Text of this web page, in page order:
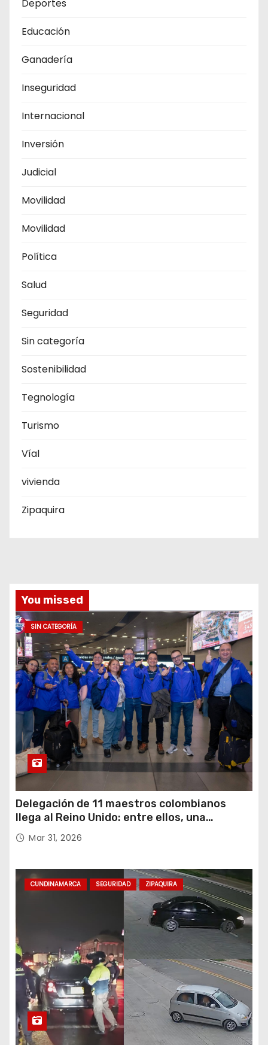
Deportes
Educación
Ganadería
Inseguridad
Internacional
Inversión
Judicial
Movilidad
Movilidad
Política
Salud
Seguridad
Sin categoría
Sostenibilidad
Tegnología
Turismo
Víal
vivienda
Zipaquira
You missed
SIN CATEGORÍA
Delegación de 11 maestros colombianos
llega al Reino Unido: entre ellos, una
destacada profesora de Ubaté
Mar 31, 2026
CUNDINAMARCA SEGURIDAD ZIPAQUIRA